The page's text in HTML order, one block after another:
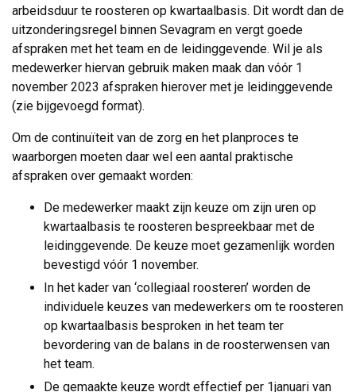
arbeidsduur te roosteren op kwartaalbasis. Dit wordt dan de
uitzonderingsregel binnen Sevagram en vergt goede
afspraken met het team en de leidinggevende. Wil je als
medewerker hiervan gebruik maken maak dan vóór 1
november 2023 afspraken hierover met je leidinggevende
(zie bijgevoegd format).
Om de continuïteit van de zorg en het planproces te
waarborgen moeten daar wel een aantal praktische
afspraken over gemaakt worden:
De medewerker maakt zijn keuze om zijn uren op
kwartaalbasis te roosteren bespreekbaar met de
leidinggevende. De keuze moet gezamenlijk worden
bevestigd vóór 1 november.
In het kader van ‘collegiaal roosteren’ worden de
individuele keuzes van medewerkers om te roosteren
op kwartaalbasis besproken in het team ter
bevordering van de balans in de roosterwensen van
het team.
De gemaakte keuze wordt effectief per 1januari van